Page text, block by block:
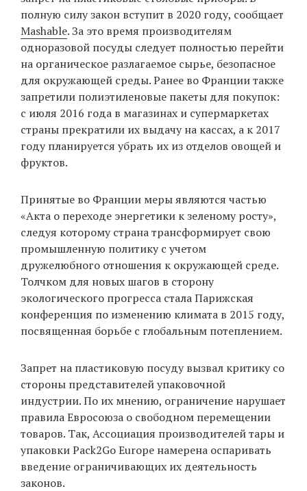
EN
UA
полную силу закон вступит в 2020 году, сообщает
Mashable. За это время производителям
одноразовой посуды следует полностью перейти
на органическое разлагаемое сырье, безопасное
для окружающей среды. Ранее во Франции также
запретили полиэтиленовые пакеты для покупок:
с июля 2016 года в магазинах и супермаркетах
страны прекратили их выдачу на кассах, а к 2017
году планируется убрать их из отделов овощей и
фруктов.
Принятые во Франции меры являются частью
«Акта о переходе энергетики к зеленому росту»,
следуя которому страна трансформирует свою
промышленную политику с учетом
дружелюбного отношения к окружающей среде.
Толчком для новых шагов в сторону
экологического прогресса стала Парижская
конференция по изменению климата в 2015 году,
посвященная борьбе с глобальным потеплением.
Запрет на пластиковую посуду вызвал критику со
стороны представителей упаковочной
индустрии. По их мнению, ограничение нарушает
правила Евросоюза о свободном перемещении
товаров. Так, Ассоциация производителей тары и
упаковки Pack2Go Europe намерена оспаривать
введение ограничивающих их деятельность
законов.